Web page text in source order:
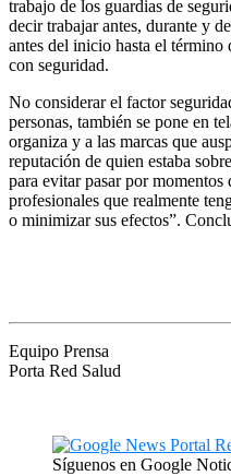
trabajo de los guardias de
decir trabajar antes, durante y
antes del inicio hasta el
con seguridad.
No considerar el factor
personas, también se pone en
organiza y a las marcas que
reputación de quien estaba
para evitar pasar por momentos
profesionales que realmente
o minimizar sus efectos”.
Equipo Prensa
Porta Red Salud
Síguenos en Google